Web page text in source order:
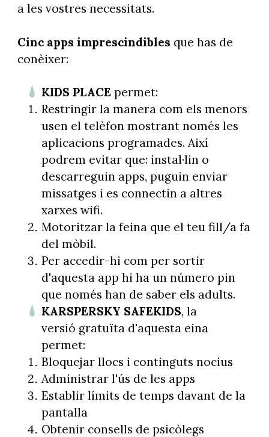
a les vostres necessitats.
Cinc apps imprescindibles que has de
conèixer:
KIDS PLACE permet:
Restringir la manera com els menors
usen el telèfon mostrant només les
aplicacions programades. Així
podrem evitar que: instal·lin o
descarreguin apps, puguin enviar
missatges i es connectin a altres
xarxes wifi.
Motoritzar la feina que el teu fill/a fa
del mòbil.
Per accedir-hi com per sortir
d'aquesta app hi ha un número pin
que només han de saber els adults.
KARSPERSKY SAFEKIDS, la
versió gratuïta d'aquesta eina
permet:
Bloquejar llocs i continguts nocius
Administrar l'ús de les apps
Establir límits de temps davant de la
pantalla
Obtenir consells de psicòlegs